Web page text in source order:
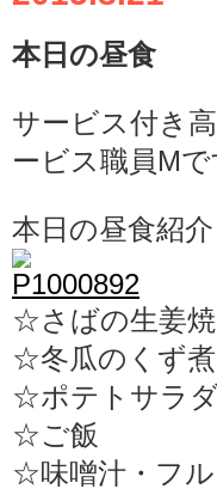
本日の昼食
サービス付き
ービス職員Mで
本日の昼食紹介
☆さばの生姜焼
☆冬瓜のくず煮
☆ポテトサラ
☆ご飯
☆味噌汁・フル